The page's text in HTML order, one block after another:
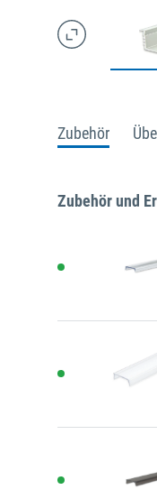
Zubehör
Zubehör und